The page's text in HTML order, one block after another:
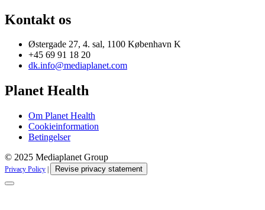
Kontakt os
Østergade 27, 4. sal, 1100 København K
+45 69 91 18 20
dk.info@mediaplanet.com
Planet Health
Om Planet Health
Cookieinformation
Betingelser
© 2025 Mediaplanet Group
Privacy Policy Revise privacy statement